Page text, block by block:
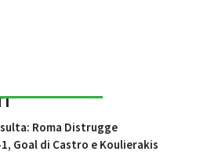
Roma Distrugge
Goal di Castro e Koulierakis